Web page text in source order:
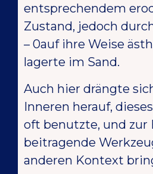
entsprechendem
Zustand, jedoch
– 0auf ihre Weise
lagerte im Sand.
Auch hier drängte
Inneren herauf,
oft benutzte, und zur
beitragende
anderen Kontext